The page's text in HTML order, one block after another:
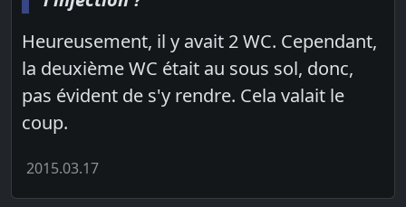
Heureusement, il y avait 2 WC. Cependant,
la deuxième WC était au sous sol, donc,
pas évident de s'y rendre. Cela valait le
coup.
2015.03.17